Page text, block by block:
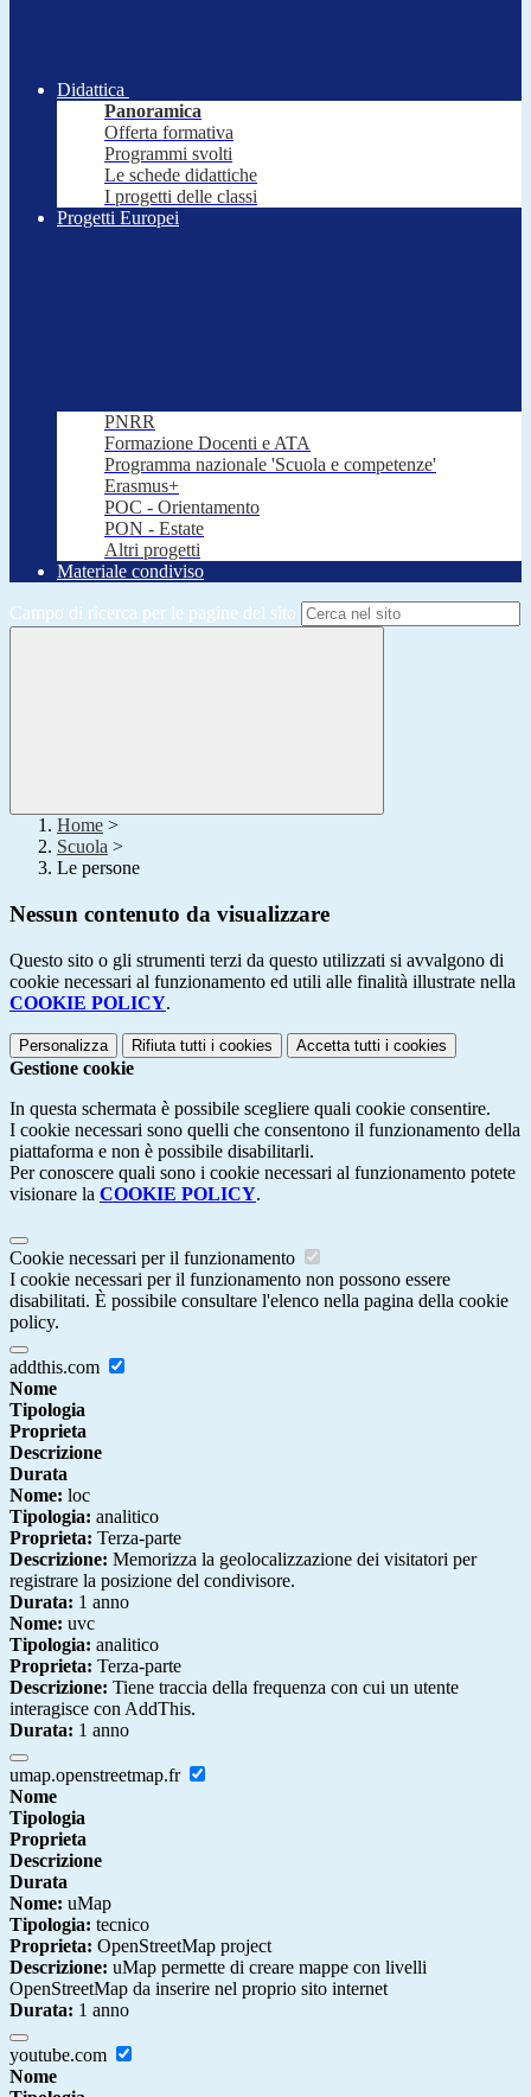
Didattica
Panoramica
Offerta formativa
Programmi svolti
Le schede didattiche
I progetti delle classi
Progetti Europei
PNRR
Formazione Docenti e ATA
Programma nazionale 'Scuola e competenze'
Erasmus+
POC - Orientamento
PON - Estate
Altri progetti
Materiale condiviso
Campo di ricerca per le pagine del sito
Home >
Scuola >
Le persone
Nessun contenuto da visualizzare
Questo sito o gli strumenti terzi da questo utilizzati si avvalgono di
cookie necessari al funzionamento ed utili alle finalità illustrate nella
COOKIE POLICY.
Personalizza Rifiuta tutti i cookies Accetta tutti i cookies
Gestione cookie
In questa schermata è possibile scegliere quali cookie consentire.
I cookie necessari sono quelli che consentono il funzionamento della
piattaforma e non è possibile disabilitarli.
Per conoscere quali sono i cookie necessari al funzionamento potete
visionare la COOKIE POLICY.
Cookie necessari per il funzionamento
I cookie necessari per il funzionamento non possono essere
disabilitati. È possibile consultare l'elenco nella pagina della cookie
policy.
addthis.com
Nome
Tipologia
Proprieta
Descrizione
Durata
Nome: loc
Tipologia: analitico
Proprieta: Terza-parte
Descrizione: Memorizza la geolocalizzazione dei visitatori per
registrare la posizione del condivisore.
Durata: 1 anno
Nome: uvc
Tipologia: analitico
Proprieta: Terza-parte
Descrizione: Tiene traccia della frequenza con cui un utente
interagisce con AddThis.
Durata: 1 anno
umap.openstreetmap.fr
Nome
Tipologia
Proprieta
Descrizione
Durata
Nome: uMap
Tipologia: tecnico
Proprieta: OpenStreetMap project
Descrizione: uMap permette di creare mappe con livelli
OpenStreetMap da inserire nel proprio sito internet
Durata: 1 anno
youtube.com
Nome